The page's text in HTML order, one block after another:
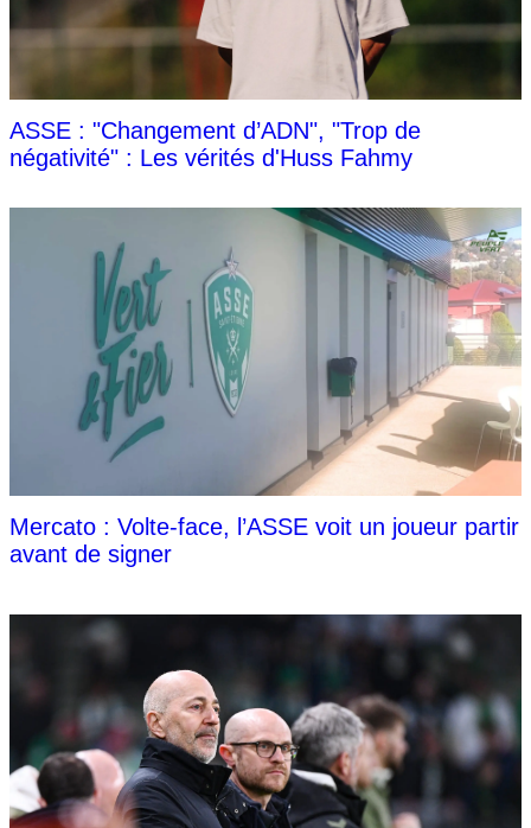
ASSE : "Changement d’ADN", "Trop de
négativité" : Les vérités d'Huss Fahmy
Mercato : Volte-face, l’ASSE voit un joueur partir
avant de signer